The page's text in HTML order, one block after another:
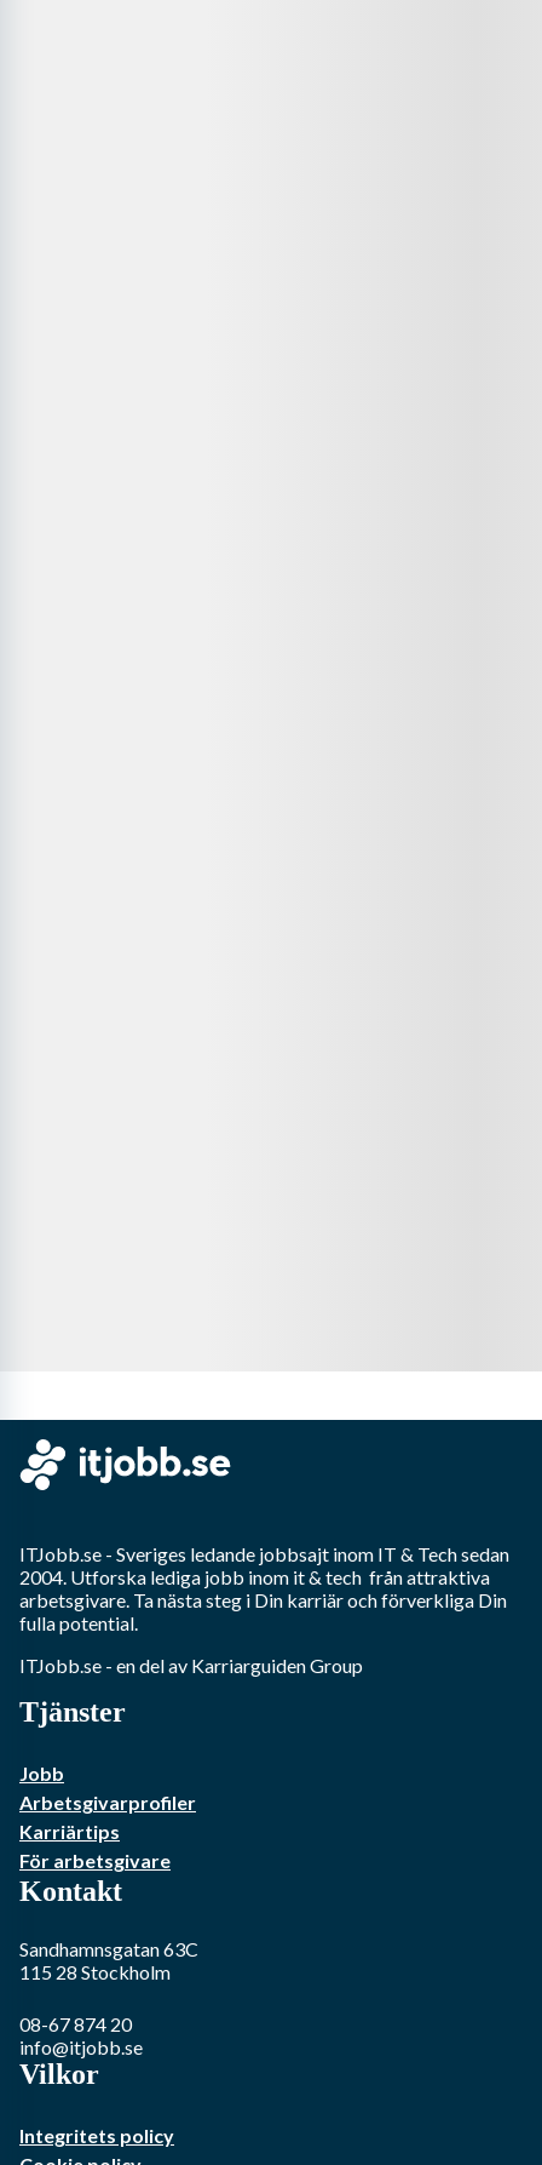
ITJobb.se - Sveriges ledande jobbsajt inom IT & Techsedan
2004. Utforska lediga jobb inom it & tech från attraktiva
arbetsgivare. Ta nästa steg i Din karriär och förverkliga Din
fulla potential.
ITJobb.se - en del av Karriarguiden Group
Tjänster
Jobb
Arbetsgivarprofiler
Karriärtips
För arbetsgivare
Kontakt
Sandhamnsgatan 63C
115 28 Stockholm
08-67 874 20
info@itjobb.se
Vilkor
Integritets policy